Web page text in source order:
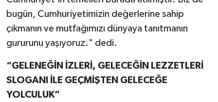
bugün, Cumhuriyetimizin değerlerine sahip
çıkmanın ve mutfağımızı dünyaya tanıtmanın
gururunu yaşıyoruz." dedi.
“GELENEĞİN İZLERİ, GELECEĞİN LEZZETLERİ
SLOGANI İLE GEÇMİŞTEN GELECEĞE
YOLCULUK”